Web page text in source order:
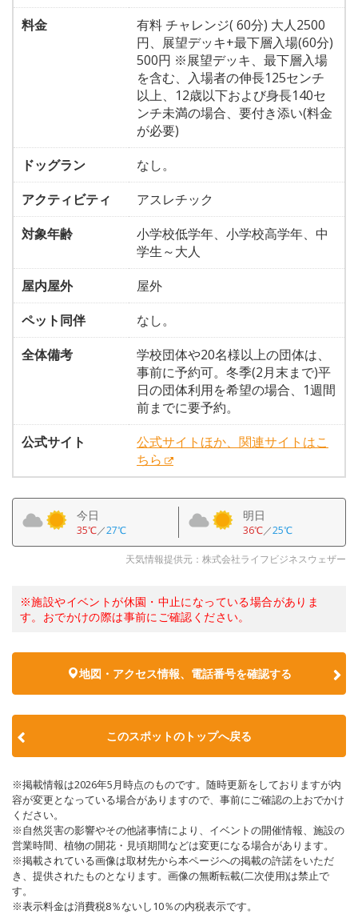
料金
有料 チャレンジ( 60分) 大人2500
円、展望デッキ+最下層入場(60分)
500円 ※展望デッキ、最下層入場
を含む、入場者の伸長125センチ
以上、12歳以下および身長140セ
ンチ未満の場合、要付き添い(料金
が必要)
ドッグラン
なし。
アクティビティ
アスレチック
対象年齢
小学校低学年、小学校高学年、中
学生～大人
屋内屋外
屋外
ペット同伴
なし。
全体備考
学校団体や20名様以上の団体は、
事前に予約可。冬季(2月末まで)平
日の団体利用を希望の場合、1週間
前までに要予約。
公式サイト
公式サイトほか、関連サイトはこ
ちら
今日
35℃／27℃
明日
36℃／25℃
天気情報提供元：株式会社ライフビジネスウェザー
※施設やイベントが休園・中止になっている場合がありま
す。おでかけの際は事前にご確認ください。
地図・アクセス情報、電話番号を確認する
このスポットのトップへ戻る
※掲載情報は2026年5月時点のものです。随時更新をしておりますが内
容が変更となっている場合がありますので、事前にご確認の上おでかけ
ください。
※自然災害の影響やその他諸事情により、イベントの開催情報、施設の
営業時間、植物の開花・見頃期間などは変更になる場合があります。
※掲載されている画像は取材先から本ページへの掲載の許諾をいただ
き、提供されたものとなります。画像の無断転載(二次使用)は禁止で
す。
※表示料金は消費税8％ないし10％の内税表示です。